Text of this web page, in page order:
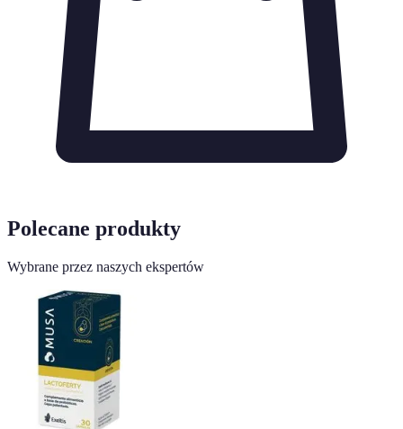
Polecane produkty
Wybrane przez naszych ekspertów